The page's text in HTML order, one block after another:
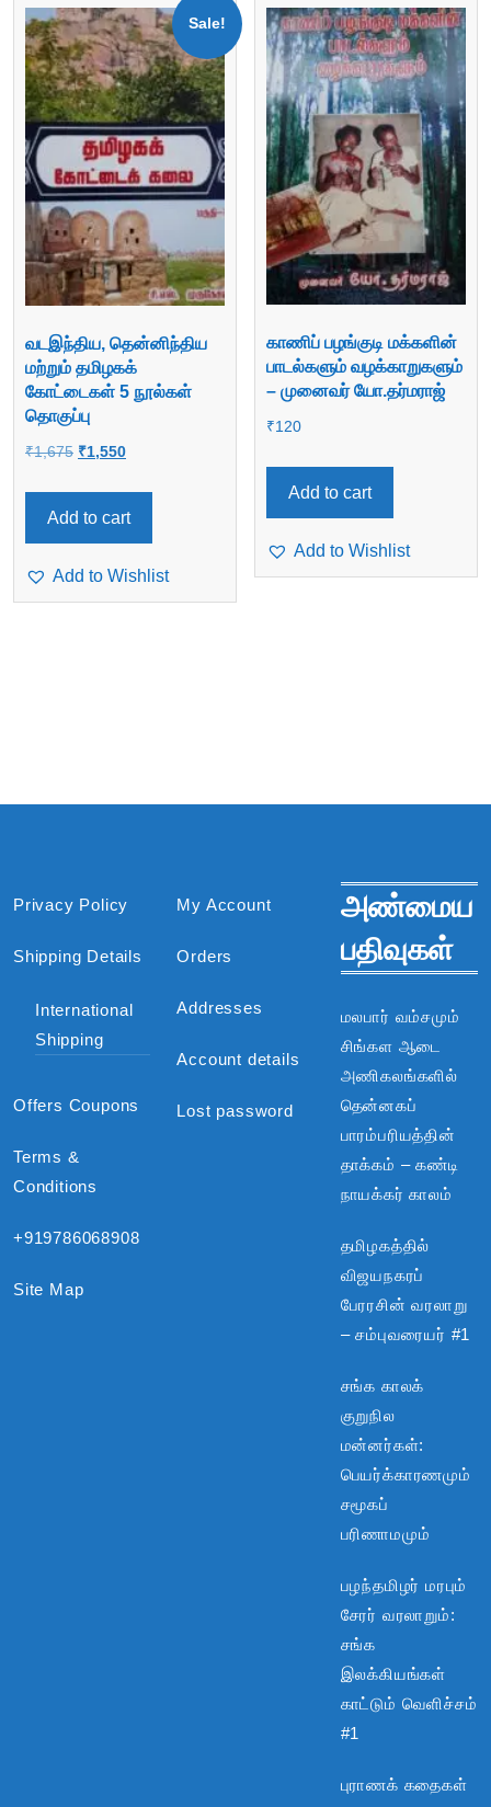
Sale!
வடஇந்திய, தென்னிந்திய
மற்றும் தமிழகக்
கோட்டைகள் 5 நூல்கள்
தொகுப்பு
₹1,675 Original
was:
₹1,675.
₹1,550Current
is:
₹1,550.
Add to cart
Add to Wishlist
காணிப் பழங்குடி மக்களின்
பாடல்களும் வழக்காறுகளும்
– முனைவர் யோ.தர்மராஜ்
₹120
Add to cart
Add to Wishlist
Privacy Policy
Shipping Details
International
Shipping
Offers Coupons
Terms &
Conditions
+919786068908
Site Map
My Account
Orders
Addresses
Account details
Lost password
அண்மைய
பதிவுகள்
மலபார் வம்சமும்
சிங்கள ஆடை
அணிகலங்களில்
தென்னகப்
பாரம்பரியத்தின்
தாக்கம் – கண்டி
நாயக்கர் காலம்
தமிழகத்தில்
விஜயநகரப்
பேரரசின் வரலாறு
– சம்புவரையர் #1
சங்க காலக்
குறுநில
மன்னர்கள்:
பெயர்க்காரணமும்
சமூகப்
பரிணாமமும்
பழந்தமிழர் மரபும்
சேரர் வரலாறும்:
சங்க
இலக்கியங்கள்
காட்டும் வெளிச்சம்
#1
புராணக் கதைகள்